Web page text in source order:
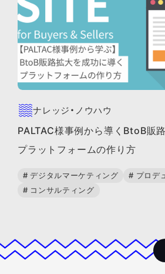
ナレッジ・ノウハウ
PALTAC様事例から導くBtoB販
プラットフォームの作り方
# デジタルマーケティング
# プロデ
# コンサルティング